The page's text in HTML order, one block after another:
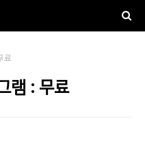
료
램 : 무료